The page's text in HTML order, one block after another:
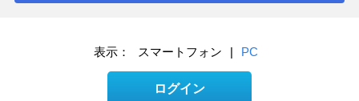
表示： スマートフォン | PC
ログイン